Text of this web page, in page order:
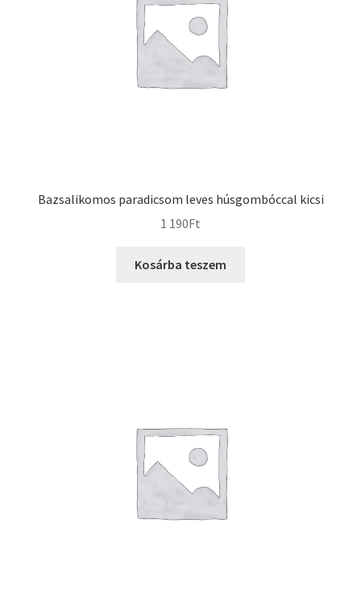
Bazsalikomos paradicsom leves húsgombóccal kicsi
1 190Ft
Kosárba teszem